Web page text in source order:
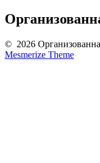
© 2026
Mesmerize Theme